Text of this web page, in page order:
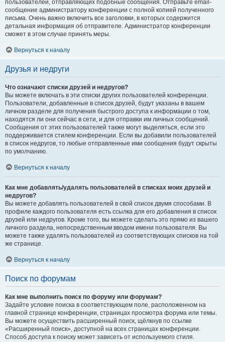
пользователей, отправляющих подобные сообщения. Отправьте email-
сообщение администратору конференции с полной копией полученного
письма. Очень важно включить все заголовки, в которых содержится
детальная информация об отправителе. Администратор конференции
сможет в этом случае принять меры.
Вернуться к началу
Друзья и недруги
Что означают списки друзей и недругов?
Вы можете включать в эти списки других пользователей конференции.
Пользователи, добавленные в список друзей, будут указаны в вашем
личном разделе для получения быстрого доступа к информации о том,
находятся ли они сейчас в сети, и для отправки им личных сообщений.
Сообщения от этих пользователей также могут выделяться, если это
поддерживается стилем конференции. Если вы добавили пользователей
в список недругов, то любые отправленные ими сообщения будут скрыты
по умолчанию.
Вернуться к началу
Как мне добавлять/удалять пользователей в списках моих друзей и
недругов?
Вы можете добавлять пользователей в свой список двумя способами. В
профиле каждого пользователя есть ссылка для его добавления в список
друзей или недругов. Кроме того, вы можете сделать это прямо из вашего
личного раздела, непосредственным вводом имени пользователя. Вы
можете также удалять пользователей из соответствующих списков на той
же странице.
Вернуться к началу
Поиск по форумам
Как мне выполнить поиск по форуму или форумам?
Задайте условие поиска в соответствующем поле, расположенном на
главной странице конференции, страницах просмотра форума или темы.
Вы можете осуществить расширенный поиск, щёлкнув по ссылке
«Расширенный поиск», доступной на всех страницах конференции.
Способ доступа к поиску может зависеть от используемого стиля.